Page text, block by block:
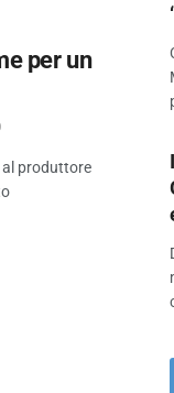
per un
al produttore